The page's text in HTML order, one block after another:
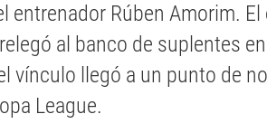
entrenador Rúben Amorim.
al banco de suplentes
vínculo llegó a un punto de
League.